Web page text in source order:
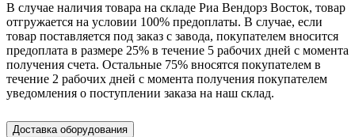
В случае наличия товара на складе Риа Вендорз Восток, товар
отгружается на условии 100% предоплаты. В случае, если
товар поставляется под заказ c завода, покупателем вносится
предоплата в размере 25% в течение 5 рабочих дней с момента
получения счета. Остальные 75% вносятся покупателем в
течение 2 рабочих дней с момента получения покупателем
уведомления о поступлении заказа на наш склад.
Доставка оборудования